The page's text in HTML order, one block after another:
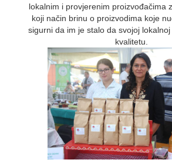
lokalnim i provjerenim proizvođačima
koji način brinu o proizvodima koje
sigurni da im je stalo da svojoj
kvalitetu.